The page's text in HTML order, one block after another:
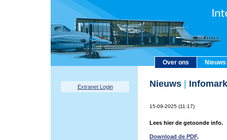
Over ons Nieuws
Extranet Login Nieuws
15-09-2025 (11:17)
Lees hier de getoonde info.
Download de PDF.